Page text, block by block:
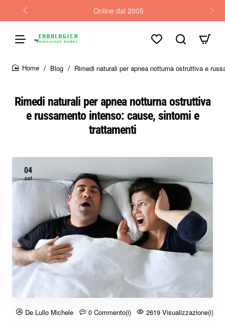
Online dal 2005
Rimedi naturali per apnea notturna ostruttiva
e russamento intenso: cause, sintomi e
trattamenti
Blog Rimedi naturali per apnea notturna ostruttiva e
04
set
De Lullo Michele 0 Commento(i) 2619 Visualizzazione(i)